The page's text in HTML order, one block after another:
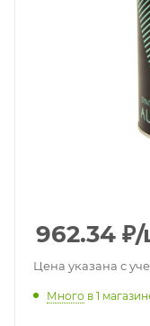
962.34 ₽/
Цена указана с
Много в 1